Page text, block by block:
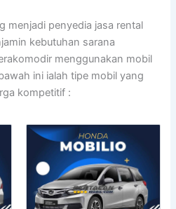
menjadi penyedia jasa rental
kebutuhan sarana
menggunakan mobil
ini ialah tipe mobil yang
kompetitif :